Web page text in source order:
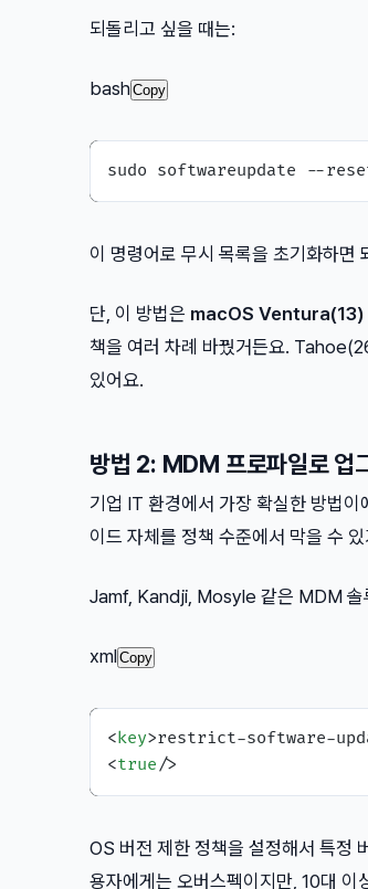
되돌리고 싶을 때는:
bashCopy
이 명령어로 무시 목록을 초기화하면
단, 이 방법은 macOS Ventura(13)
책을 여러 차례 바꿨거든요.
있어요.
방법 2: MDM 프로파일로 업
기업 IT 환경에서 가장 확실한 방법
이드 자체를 정책 수준에서 막을 수
Jamf, Kandji, Mosyle 같은 MDM 솔
xmlCopy
<key>restrict-software-
<true/>
OS 버전 제한 정책을 설정해서 특정
용자에게는 오버스펙이지만, 10대